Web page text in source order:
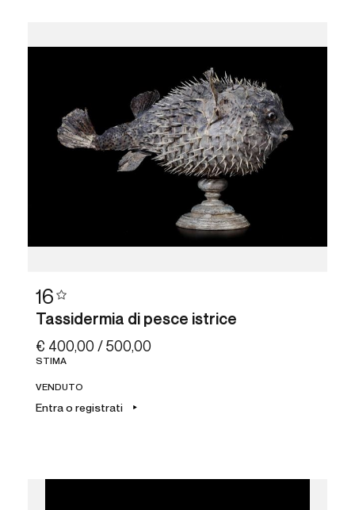
16
Tassidermia di pesce istrice
€ 400,00 / 500,00
STIMA
VENDUTO
Entra o registrati